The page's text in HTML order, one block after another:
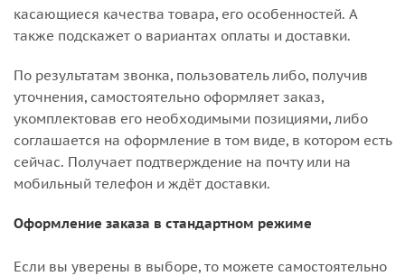
касающиеся качества товара, его особенностей. А
также подскажет о вариантах оплаты и доставки.
По результатам звонка, пользователь либо, получив
уточнения, самостоятельно оформляет заказ,
укомплектовав его необходимыми позициями, либо
соглашается на оформление в том виде, в котором есть
сейчас. Получает подтверждение на почту или на
мобильный телефон и ждёт доставки.
Оформление заказа в стандартном режиме
Если вы уверены в выборе, то можете самостоятельно